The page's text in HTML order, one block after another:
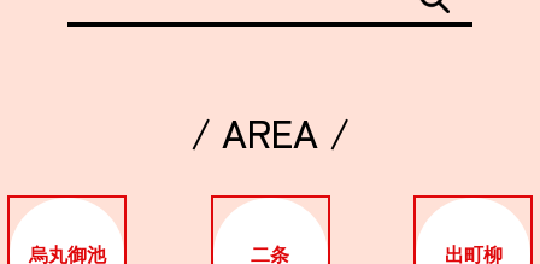
/ AREA /
烏丸御池 二条 出町柳